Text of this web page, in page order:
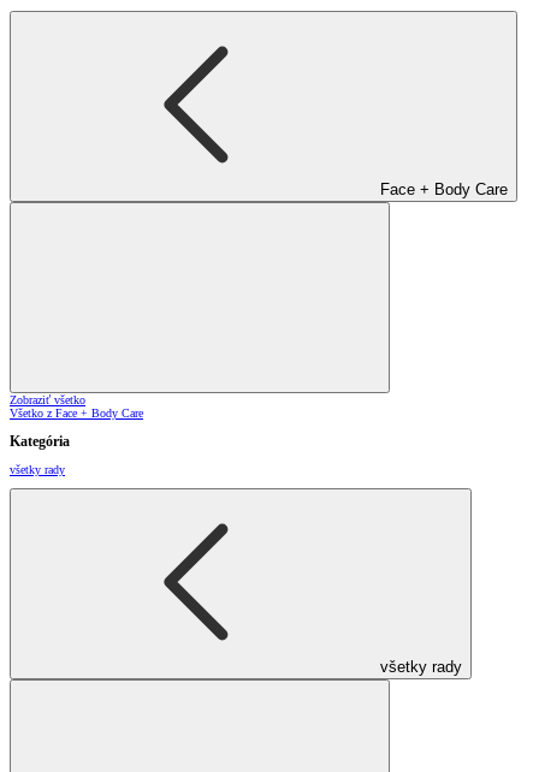
Face + Body Care
Zobraziť všetko
Všetko z Face + Body Care
Kategória
všetky rady
všetky rady